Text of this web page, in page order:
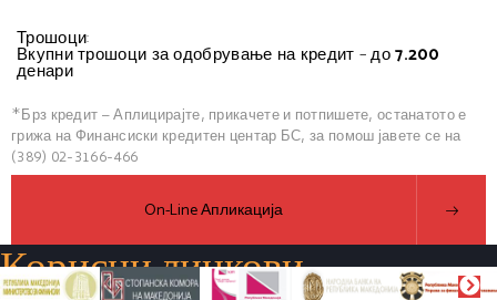
Трошоци:
Вкупни трошоци за одобрување на кредит – до7.200
денари
*Брз кредит – Аплицирајте, прикачете и потпишете, останатото е
грижа на Финансиски кредитен центар БС, за помош јавете се на
(389) 02-3166-466
On-Line Апликација
Корисни линкови